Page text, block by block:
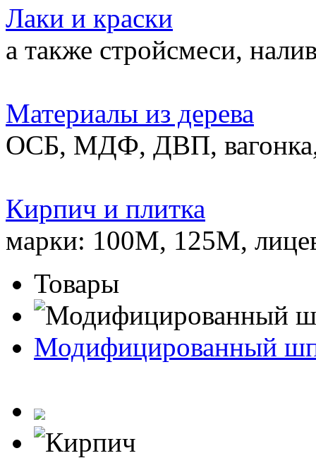
Лаки и краски
а также стройсмеси,
Материалы из дерева
ОСБ, МДФ, ДВП,
Кирпич и плитка
марки: 100М, 125М,
Товары
Модифицированный